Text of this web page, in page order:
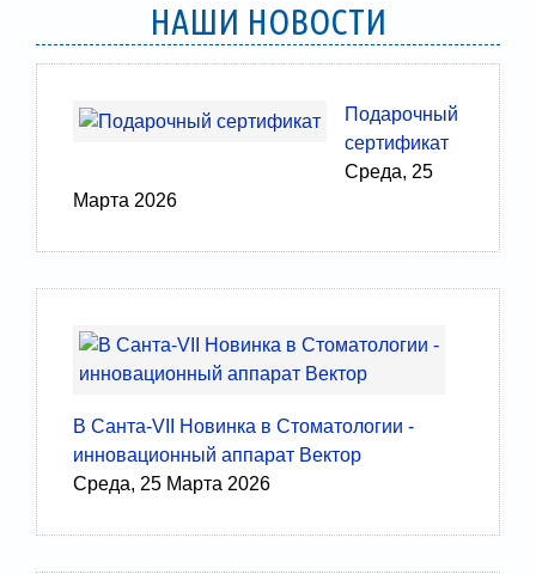
НАШИ НОВОСТИ
Подарочный
сертификат
Среда, 25
Марта 2026
В Санта-VII Новинка в Стоматологии -
инновационный аппарат Вектор
Среда, 25 Марта 2026